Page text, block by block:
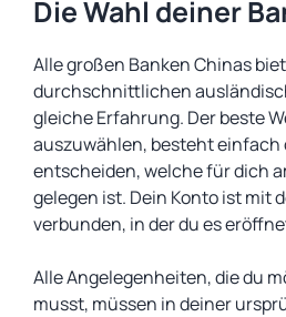
Die Wahl deiner
Alle großen Banken Chinas
durchschnittlichen
gleiche Erfahrung. Der beste
auszuwählen, besteht einfach
entscheiden, welche für dich
gelegen ist. Dein Konto ist mit
verbunden, in der du es
Alle Angelegenheiten, die du
musst, müssen in deiner